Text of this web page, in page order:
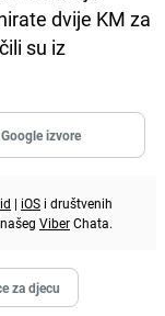
dvije KM za
su iz
izvore
| iOS i društvenih
ViberChata.
za djecu